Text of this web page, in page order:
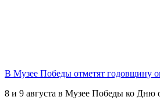
В Музее Победы отметят годовщину
8 и 9 августа в Музее Победы ко Дню